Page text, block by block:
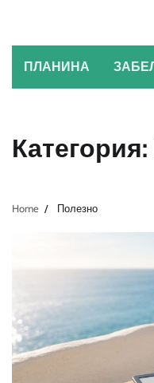
content
ПЛАНИНА
Категория:
Home Полезно